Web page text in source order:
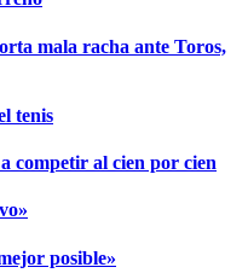
mala racha ante Toros,
tenis
competir al cien por cien
posible»